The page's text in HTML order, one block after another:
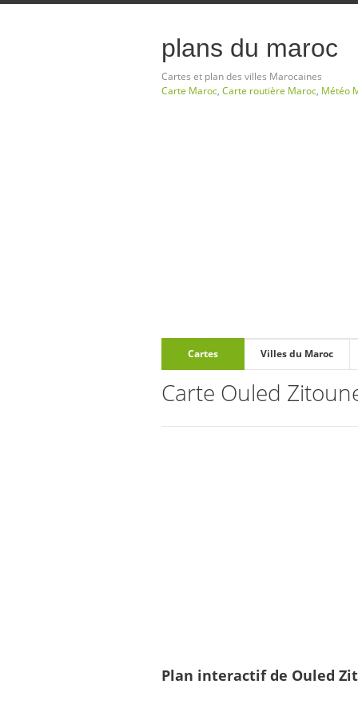
plans du maroc
Cartes et plan des villes Marocaines
Carte Maroc, Carte routière Maroc, Météo
Cartes Villes du Maroc
Carte Ouled
Plan interactif de Ouled